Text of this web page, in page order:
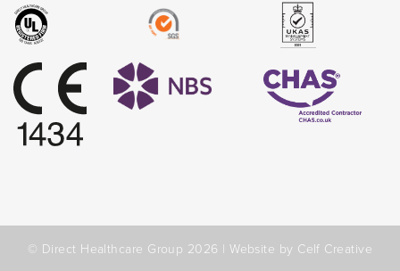
© Direct Healthcare Group 2026 |Website by Celf Creative